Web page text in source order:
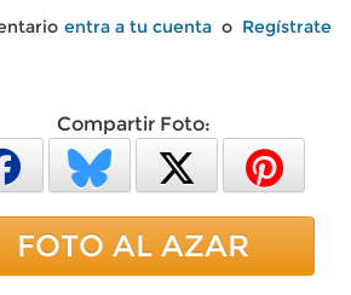
entra a tu cuenta o Regístrate
Compartir Foto:
FOTO AL AZAR